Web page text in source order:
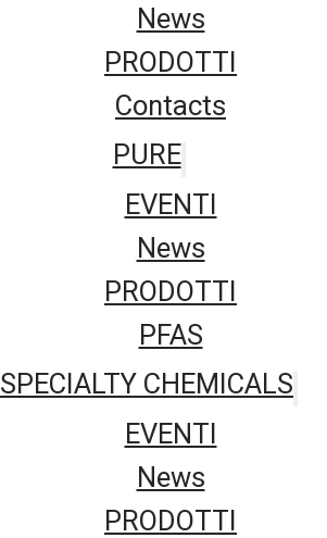
News
PRODOTTI
Contacts
PURE
EVENTI
News
PRODOTTI
PFAS
SPECIALTY CHEMICALS
EVENTI
News
PRODOTTI